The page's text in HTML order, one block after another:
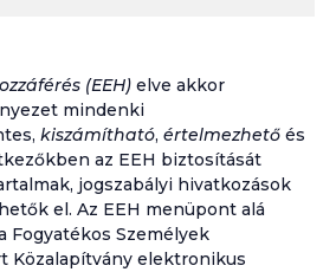
(EEH)elve akkor
mindenki
kiszámítható, értelmezhetőés
az EEH biztosítását
jogszabályi hivatkozások
el. Az EEH menüpont alá
Fogyatékos Személyek
Közalapítvány elektronikus